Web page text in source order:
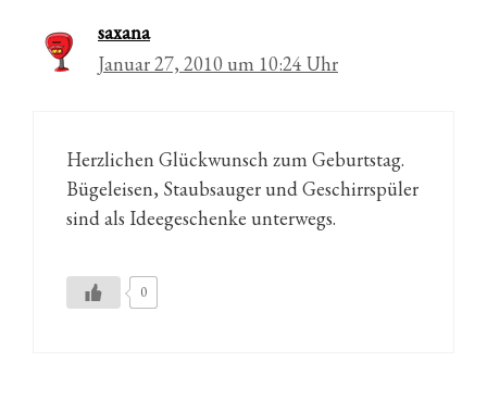
saxana
Januar 27, 2010 um 10:24 Uhr
Herzlichen Glückwunsch zum Geburtstag.
Bügeleisen, Staubsauger und Geschirrspüler
sind als Ideegeschenke unterwegs.
0